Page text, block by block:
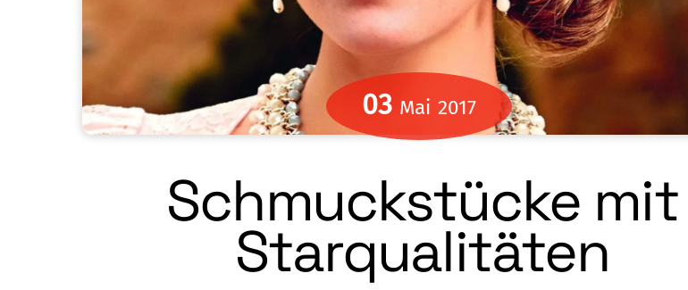
03 Mai 2017
Schmuckstücke mit
Starqualitäten